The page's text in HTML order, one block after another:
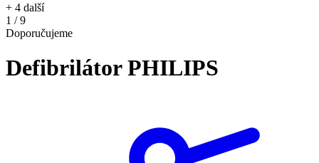
+ 4 další
1 / 9
Doporučujeme
Defibrilátor PHILIPS